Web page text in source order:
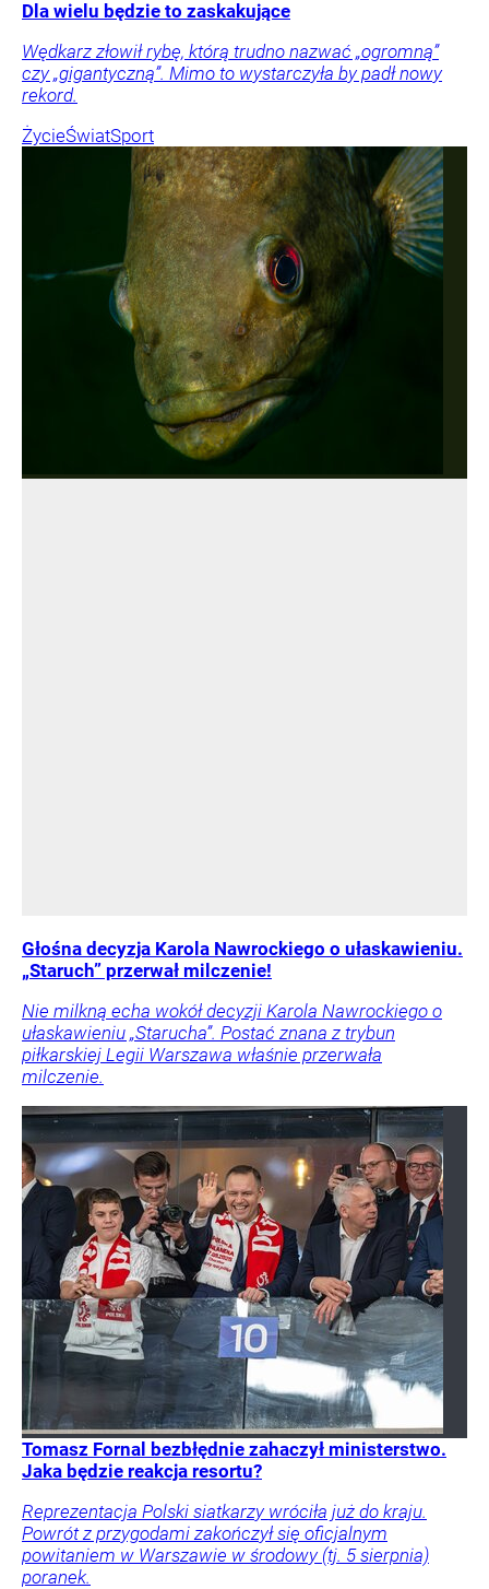
Dla wielu będzie to zaskakujące
Wędkarz złowił rybę, którą trudno nazwać „ogromną”
czy „gigantyczną”. Mimo to wystarczyła by padł nowy
rekord.
ŻycieŚwiatSport
Głośna decyzja Karola Nawrockiego o ułaskawieniu.
„Staruch” przerwał milczenie!
Nie milkną echa wokół decyzji Karola Nawrockiego o
ułaskawieniu „Starucha”. Postać znana z trybun
piłkarskiej Legii Warszawa właśnie przerwała
milczenie.
Tomasz Fornal bezbłędnie zahaczył ministerstwo.
Jaka będzie reakcja resortu?
Reprezentacja Polski siatkarzy wróciła już do kraju.
Powrót z przygodami zakończył się oficjalnym
powitaniem w Warszawie w środowy (tj. 5 sierpnia)
poranek.